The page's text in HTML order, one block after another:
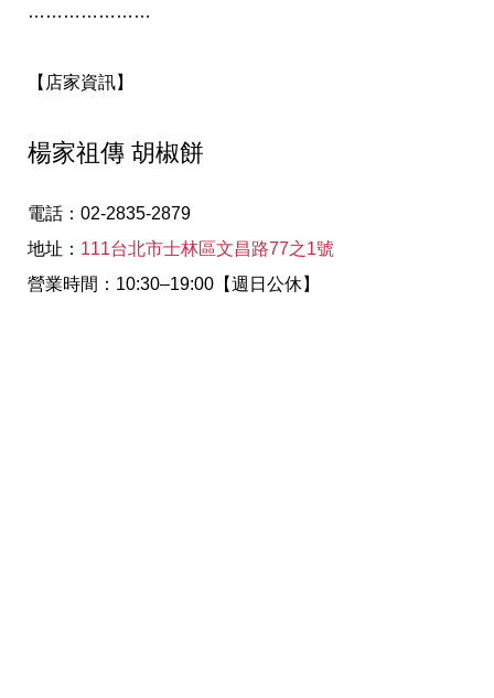
…………………
【店家資訊】
楊家祖傳 胡椒餅
電話：02-2835-2879
地址： 111台北市士林區文昌路77之1號
營業時間：10:30–19:00【週日公休】